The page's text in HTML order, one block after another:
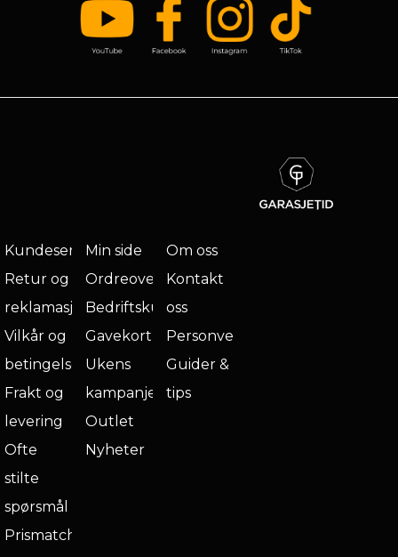
Kundeservice
Retur og
reklamasjon
Vilkår og
betingelser
Frakt og
levering
Ofte
stilte
spørsmål
Prismatch
Min side
Ordreoversikt
Bedriftskunde
Gavekort
Ukens
kampanje
Outlet
Nyheter
Om oss
Kontakt
oss
Personvern
Guider &
tips